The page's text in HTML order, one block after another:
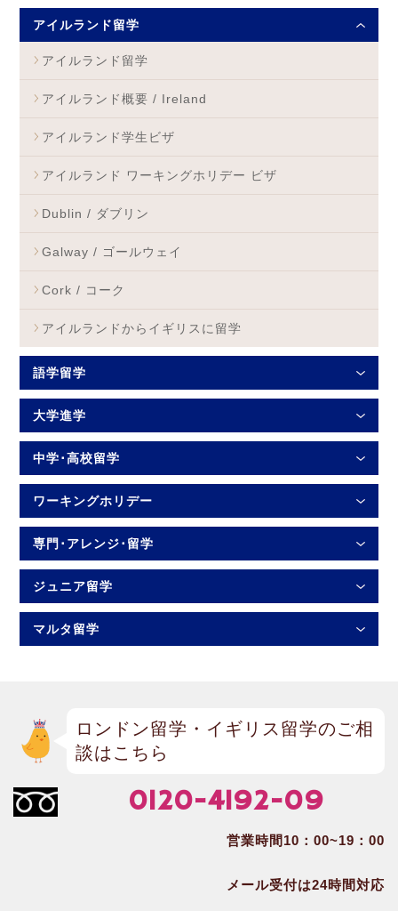
アイルランド留学
アイルランド留学
アイルランド概要 / Ireland
アイルランド学生ビザ
アイルランド ワーキングホリデー ビザ
Dublin / ダブリン
Galway / ゴールウェイ
Cork / コーク
アイルランドからイギリスに留学
語学留学
大学進学
中学･高校留学
ワーキングホリデー
専門･アレンジ･留学
ジュニア留学
マルタ留学
ロンドン留学・イギリス留学のご相
談はこちら
0120-4192-09
営業時間10：00~19：00
メール受付は24時間対応